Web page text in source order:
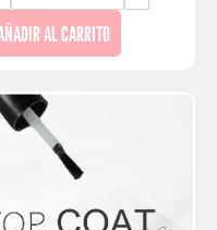
AL CARRITO